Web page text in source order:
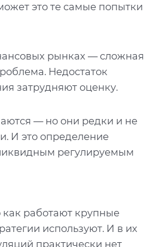
это те самые попытки
рынках — сложная
Недостаток
затрудняют оценку.
— но они редки и не
И это определение
регулируемым
как работают крупные
используют. И в их
практически нет